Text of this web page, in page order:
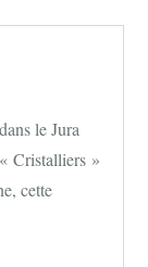
le Jura
Cristalliers »
cette